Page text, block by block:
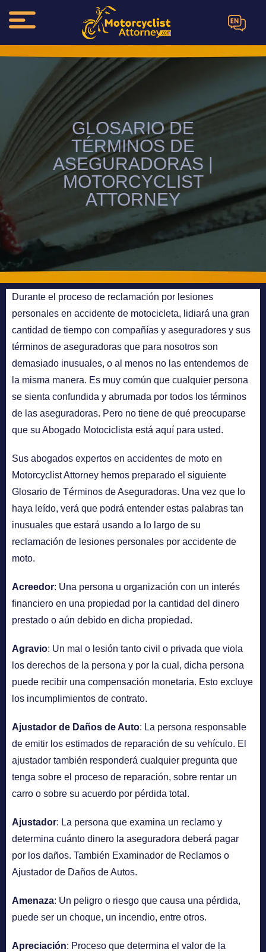
EN
GLOSARIO DE
TÉRMINOS DE
ASEGURADORAS |
MOTORCYCLIST
ATTORNEY
Durante el proceso de reclamación por lesiones
personales en accidente de motocicleta, lidiará una gran
cantidad de tiempo con compañías y aseguradores y sus
términos de aseguradoras que para nosotros son
demasiado inusuales, o al menos no las entendemos de
la misma manera. Es muy común que cualquier persona
se sienta confundida y abrumada por todos los términos
de las aseguradoras. Pero no tiene de qué preocuparse
que su Abogado Motociclista está aquí para usted.
Sus abogados expertos en accidentes de moto en
Motorcyclist Attorney hemos preparado el siguiente
Glosario de Términos de Aseguradoras. Una vez que lo
haya leído, verá que podrá entender estas palabras tan
inusuales que estará usando a lo largo de su
reclamación de lesiones personales por accidente de
moto.
Acreedor: Una persona u organización con un interés
financiero en una propiedad por la cantidad del dinero
prestado o aún debido en dicha propiedad.
Agravio: Un mal o lesión tanto civil o privada que viola
los derechos de la persona y por la cual, dicha persona
puede recibir una compensación monetaria. Esto excluye
los incumplimientos de contrato.
Ajustador de Daños de Auto: La persona responsable
de emitir los estimados de reparación de su vehículo. El
ajustador también responderá cualquier pregunta que
tenga sobre el proceso de reparación, sobre rentar un
carro o sobre su acuerdo por pérdida total.
Ajustador: La persona que examina un reclamo y
determina cuánto dinero la aseguradora deberá pagar
por los daños. También Examinador de Reclamos o
Ajustador de Daños de Autos.
Amenaza: Un peligro o riesgo que causa una pérdida,
puede ser un choque, un incendio, entre otros.
Apreciación: Proceso que determina el valor de la